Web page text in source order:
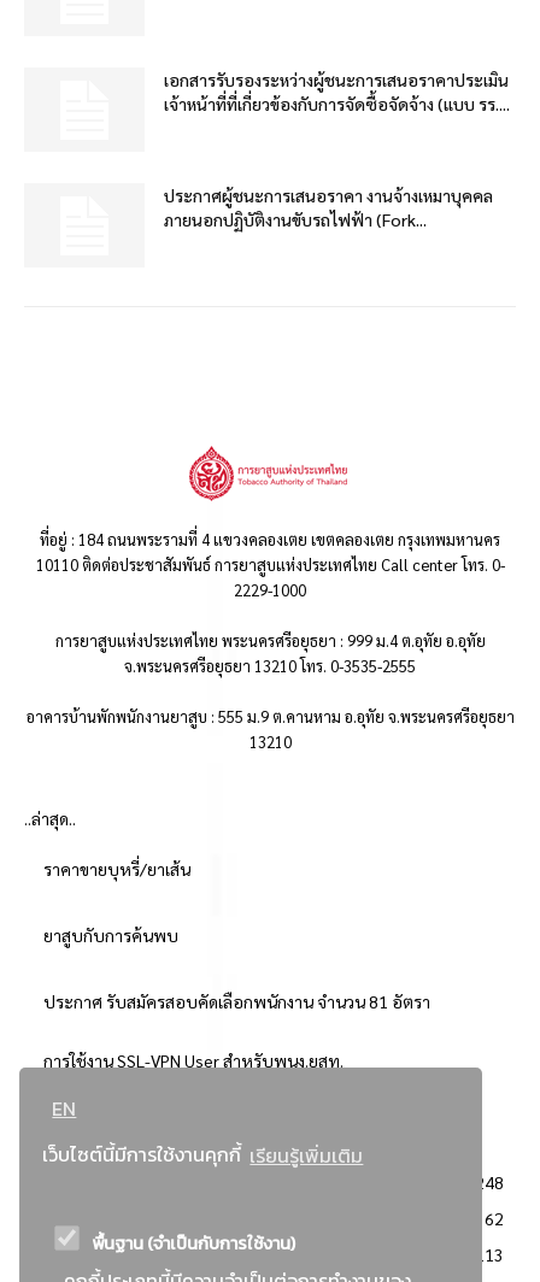
EN
เว็บไซต์นี้มีการใช้งานคุกกี้ เรียนรู้เพิ่มเติม
พื้นฐาน (จำเป็นกับการใช้งาน)
เอกสารรับรองระหว่างผู้ชนะการเสนอราคาประเมิน
เจ้าหน้าที่ที่เกี่ยวข้องกับการจัดซื้อจัดจ้าง (แบบ รร....
ประกาศผู้ชนะการเสนอราคา งานจ้างเหมาบุคคล
ภายนอกปฏิบัติงานขับรถไฟฟ้า (Fork...
ที่อยู่ : 184 ถนนพระรามที่ 4 แขวงคลองเตย เขตคลองเตย กรุงเทพมหานคร
10110 ติดต่อประชาสัมพันธ์ การยาสูบแห่งประเทศไทย Call center โทร. 0-
2229-1000
การยาสูบแห่งประเทศไทย พระนครศรีอยุธยา : 999 ม.4 ต.อุทัย อ.อุทัย
จ.พระนครศรีอยุธยา 13210 โทร. 0-3535-2555
อาคารบ้านพักพนักงานยาสูบ : 555 ม.9 ต.คานหาม อ.อุทัย จ.พระนครศรีอยุธยา
13210
..ล่าสุด..
ราคาขายบุหรี่/ยาเส้น
ยาสูบกับการค้นพบ
ประกาศ รับสมัครสอบคัดเลือกพนักงาน จำนวน 81 อัตรา
การใช้งาน SSL-VPN User สำหรับพนง.ยสท.
..ยอดนิยม..
3248
2362
: วิธีเฉพาะเจาะจง
2113